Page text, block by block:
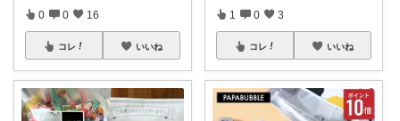
0 0 16
コレ いいね
1 0 3
コレ いいね